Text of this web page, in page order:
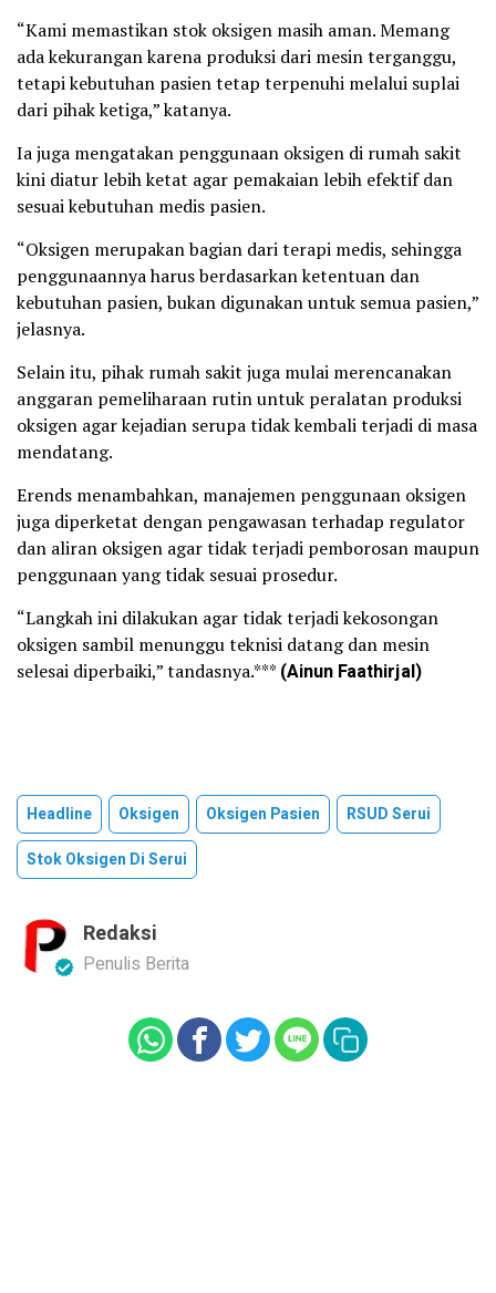
“Kami memastikan stok oksigen masih aman. Memang
ada kekurangan karena produksi dari mesin terganggu,
tetapi kebutuhan pasien tetap terpenuhi melalui suplai
dari pihak ketiga,” katanya.
Ia juga mengatakan penggunaan oksigen di rumah sakit
kini diatur lebih ketat agar pemakaian lebih efektif dan
sesuai kebutuhan medis pasien.
“Oksigen merupakan bagian dari terapi medis, sehingga
penggunaannya harus berdasarkan ketentuan dan
kebutuhan pasien, bukan digunakan untuk semua pasien,”
jelasnya.
Selain itu, pihak rumah sakit juga mulai merencanakan
anggaran pemeliharaan rutin untuk peralatan produksi
oksigen agar kejadian serupa tidak kembali terjadi di masa
mendatang.
Erends menambahkan, manajemen penggunaan oksigen
juga diperketat dengan pengawasan terhadap regulator
dan aliran oksigen agar tidak terjadi pemborosan maupun
penggunaan yang tidak sesuai prosedur.
“Langkah ini dilakukan agar tidak terjadi kekosongan
oksigen sambil menunggu teknisi datang dan mesin
selesai diperbaiki,” tandasnya.*** (Ainun Faathirjal)
Headline Oksigen Oksigen Pasien
RSUD Serui
Stok Oksigen Di Serui
Redaksi
Penulis Berita